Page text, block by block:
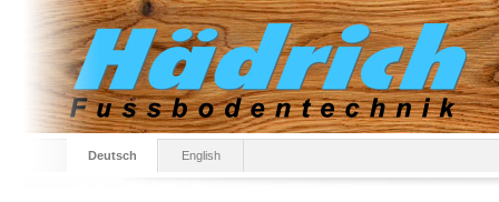
Deutsch English